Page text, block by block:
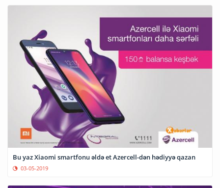
Bu yaz Xiaomi smartfonu əldə et Azercell-dən hədiyyə qazan
03-05-2019